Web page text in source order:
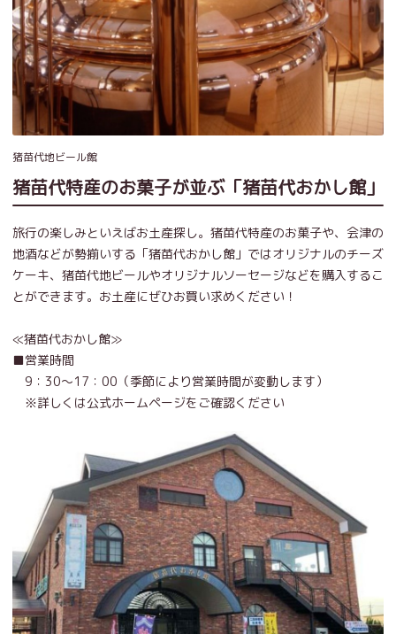
猪苗代地ビール館
猪苗代特産のお菓子が並ぶ「猪苗代おかし館」
旅行の楽しみといえばお土産探し。猪苗代特産のお菓子や、会津の
地酒などが勢揃いする「猪苗代おかし館」ではオリジナルのチーズ
ケーキ、猪苗代地ビールやオリジナルソーセージなどを購入するこ
とができます。お土産にぜひお買い求めください！
≪猪苗代おかし館≫
■営業時間
9：30～17：00（季節により営業時間が変動します）
※詳しくは公式ホームページをご確認ください